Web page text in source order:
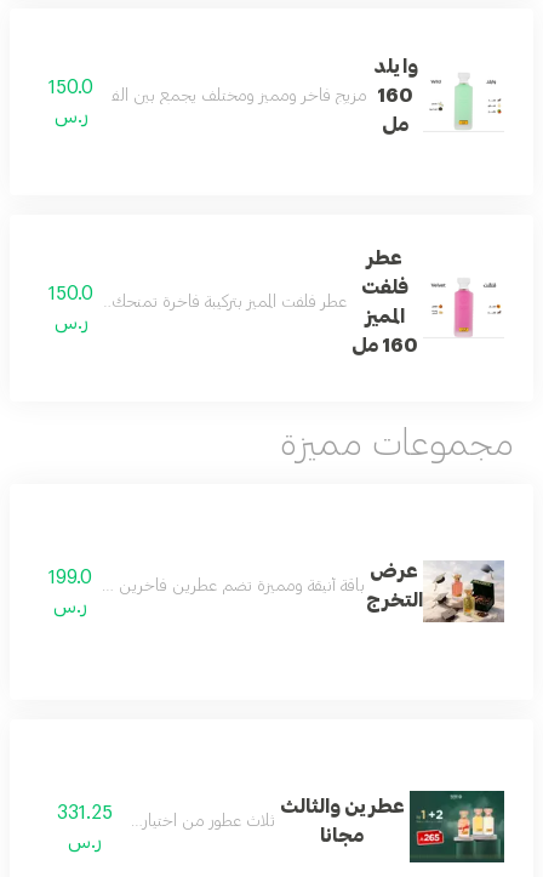
وايلد
160
مل
مزيج فاخر ومميز ومختلف يجمع بين الفانيلا والكمثرى
150.0
ر.س
عطر
فلفت
المميز
160 مل
عطر فلفت المميز بتركيبة فاخرة تمنحك رائحة منعشة
150.0
ر.س
مجموعات مميزة
عرض
التخرج
باقة أنيقة ومميزة تضم عطرين فاخرين مع عود مختار
199.0
ر.س
عطرين والثالث
مجانا
ثلاث عطور من اختيار العميل331.25
ر.س